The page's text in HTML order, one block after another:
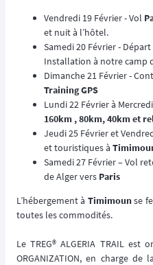
Vendredi 19 Février - Vol
et nuit à l’hôtel.
Samedi 20 Février -
Installation à notre camp
Dimanche 21 Février -
Training GPS
Lundi 22 Février à
160km , 80km, 40km et
Jeudi 25 Février et
et touristiques à
Samedi 27 Février – Vol
de Alger vers Paris
L’hébergement à Timimounse
toutes les commodités.
Le TREG® ALGERIA TRAIL est
ORGANIZATION, en charge